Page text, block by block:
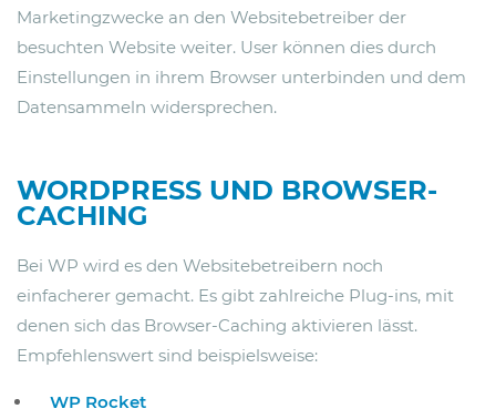
Marketingzwecke an den Websitebetreiber der
besuchten Website weiter. User können dies durch
Einstellungen in ihrem Browser unterbinden und dem
Datensammeln widersprechen.
WORDPRESS UND BROWSER-
CACHING
Bei WP wird es den Websitebetreibern noch
einfacherer gemacht. Es gibt zahlreiche Plug-ins, mit
denen sich das Browser-Caching aktivieren lässt.
Empfehlenswert sind beispielsweise:
WP Rocket